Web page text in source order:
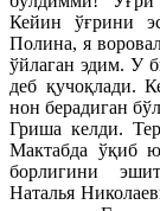
Кейин ўғрини
Полина, я
ўйлаган эдим. У
деб қучоқлади.
нон берадиган
Гриша келди.
Мактабда ўқиб
борлигини
Наталья